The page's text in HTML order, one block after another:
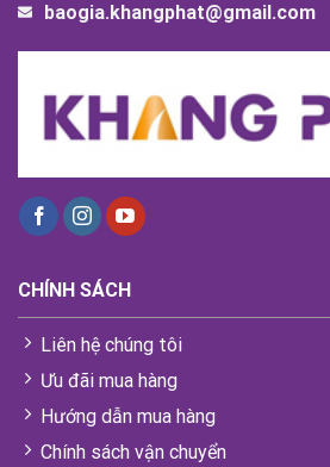
baogia.khangphat@gmail.com
CHÍNH SÁCH
Liên hệ chúng tôi
Ưu đãi mua hàng
Hướng dẫn mua hàng
Chính sách vận chuyển